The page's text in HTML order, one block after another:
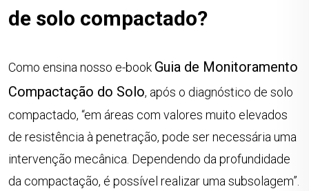
de solo compactado?
Como ensina nosso e-book Guia de Monitoramento
Compactação do Solo, após o diagnóstico de solo
compactado, “em áreas com valores muito elevados
de resistência à penetração, pode ser necessária uma
intervenção mecânica. Dependendo da profundidade
da compactação, é possível realizar uma subsolagem”.